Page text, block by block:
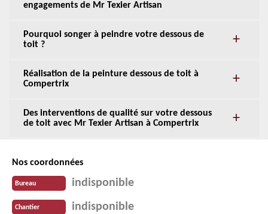
engagements de Mr Texier Artisan
Pourquoi songer à peindre votre dessous de
toit ?
Réalisation de la peinture dessous de toit à
Compertrix
Des interventions de qualité sur votre dessous
de toit avec Mr Texier Artisan à Compertrix
Nos coordonnées
Bureau indisponible
Chantier indisponible